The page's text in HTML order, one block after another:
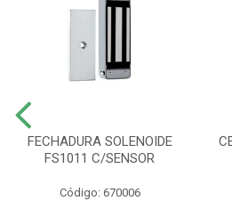
FECHADURA SOLENOIDE
FS1011 C/SENSOR
Código: 670006